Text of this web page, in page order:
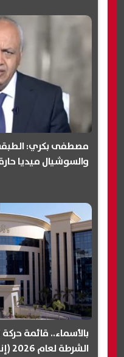
مصطفى بكري:
والسوشيال ميديا
بالأسماء.. قائمة
الشرطة لعام 2026 (إنفوجراف)